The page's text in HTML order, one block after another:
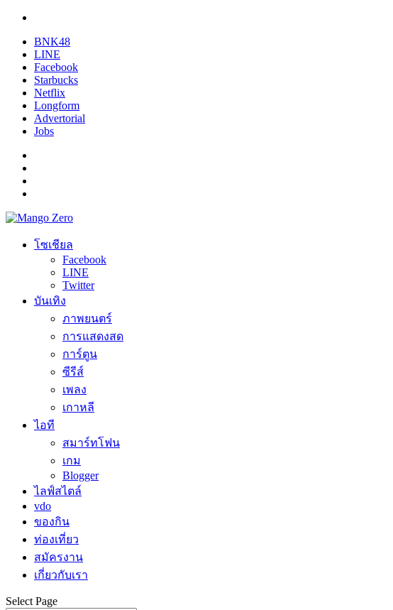
BNK48
LINE
Facebook
Starbucks
Netflix
Longform
Advertorial
Jobs
โซเชียล
Facebook
LINE
Twitter
บันเทิง
ภาพยนตร์
การแสดงสด
การ์ตูน
ซีรีส์
เพลง
เกาหลี
ไอที
สมาร์ทโฟน
เกม
Blogger
ไลฟ์สไตล์
vdo
ของกิน
ท่องเที่ยว
สมัครงาน
เกี่ยวกับเรา
Select Page